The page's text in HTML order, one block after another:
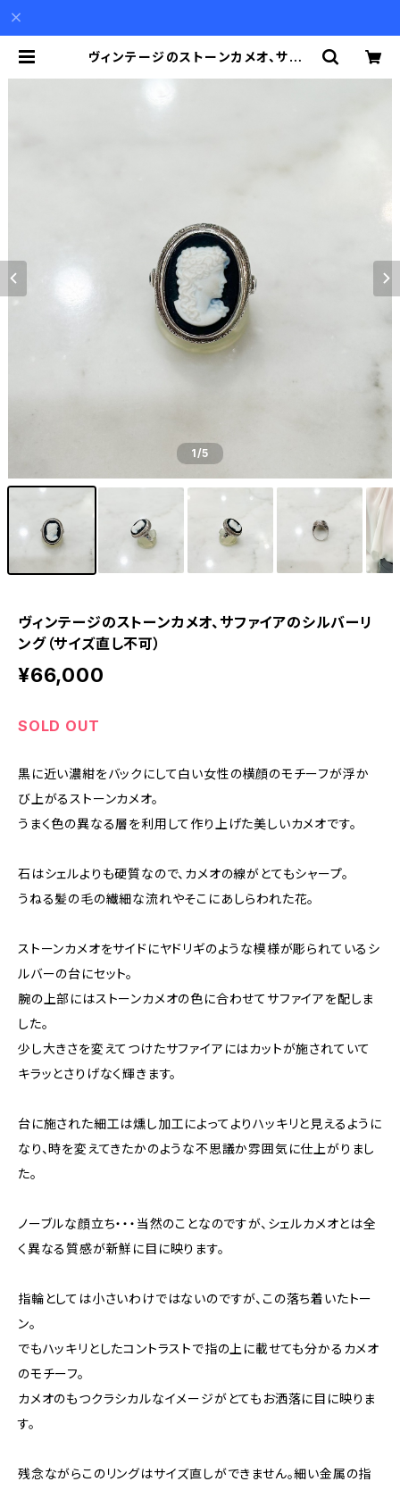
ヴィンテージのストーンカメオ、サファ
1/5
ヴィンテージのストーンカメオ、サファイアのシルバーリ
ング（サイズ直し不可）
¥66,000
SOLD OUT
黒に近い濃紺をバックにして白い女性の横顔のモチーフが浮か
び上がるストーンカメオ。
うまく色の異なる層を利用して作り上げた美しいカメオです。
石はシェルよりも硬質なので、カメオの線がとてもシャープ。
うねる髪の毛の繊細な流れやそこにあしらわれた花。
ストーンカメオをサイドにヤドリギのような模様が彫られているシ
ルバーの台にセット。
腕の上部にはストーンカメオの色に合わせてサファイアを配しま
した。
少し大きさを変えてつけたサファイアにはカットが施されていて
キラッとさりげなく輝きます。
台に施された細工は燻し加工によってよりハッキリと見えるように
なり、時を変えてきたかのような不思議か雰囲気に仕上がりまし
た。
ノーブルな顔立ち・・・当然のことなのですが、シェルカメオとは全
く異なる質感が新鮮に目に映ります。
指輪としては小さいわけではないのですが、この落ち着いたトー
ン。
でもハッキリとしたコントラストで指の上に載せても分かるカメオ
のモチーフ。
カメオのもつクラシカルなイメージがとてもお洒落に目に映りま
す。
残念ながらこのリングはサイズ直しができません。細い金属の指